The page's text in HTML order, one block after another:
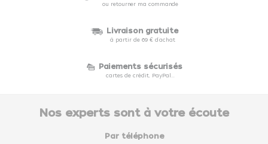
ou retourner ma commande
Livraison gratuite
à partir de 69 € d'achat
Paiements sécurisés
cartes de crédit, PayPal...
Nos experts sont à votre écoute
Par téléphone